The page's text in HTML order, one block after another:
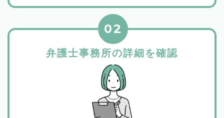
弁護士事務所の詳細を確認
02